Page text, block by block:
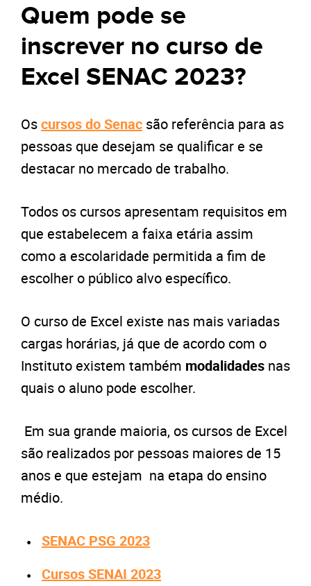
Quem pode se
inscrever no curso de
Excel SENAC 2023?
Oscursos do Senac são referência para as
pessoas que desejam se qualificar e se
destacar no mercado de trabalho.
Todos os cursos apresentam requisitos em
que estabelecem a faixa etária assim
como a escolaridade permitida a fim de
escolher o público alvo específico.
O curso de Excel existe nas mais variadas
cargas horárias, já que de acordo com o
Instituto existem também modalidades nas
quais o aluno pode escolher.
Em sua grande maioria, os cursos de Excel
são realizados por pessoas maiores de 15
anos e que estejam na etapa do ensino
médio.
SENAC PSG 2023
Cursos SENAI 2023